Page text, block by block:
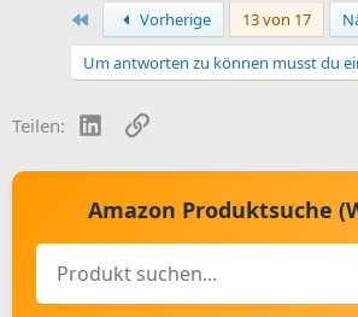
Erste Vorherige 13 von 17
Um antworten zu können musst du
Teilen: LinkedInLink
Amazon Produktsuche